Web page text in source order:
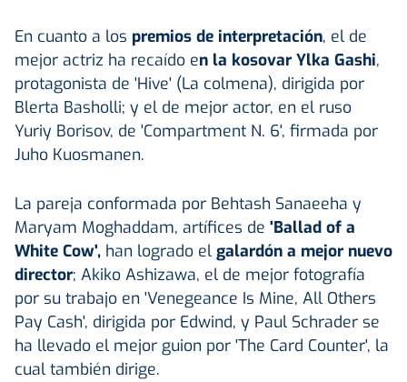
En cuanto a los premios de interpretación, el de
mejor actriz ha recaído en la kosovar Ylka Gashi,
protagonista de 'Hive' (La colmena), dirigida por
Blerta Basholli; y el de mejor actor, en el ruso
Yuriy Borisov, de 'Compartment N. 6', firmada por
Juho Kuosmanen.
La pareja conformada por Behtash Sanaeeha y
Maryam Moghaddam, artífices de 'Ballad of a
White Cow', han logrado el galardón a mejor nuevo
director; Akiko Ashizawa, el de mejor fotografía
por su trabajo en 'Venegeance Is Mine, All Others
Pay Cash', dirigida por Edwind, y Paul Schrader se
ha llevado el mejor guion por 'The Card Counter', la
cual también dirige.